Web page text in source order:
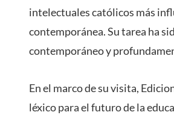
intelectuales católicos más
contemporánea. Su tarea ha
contemporáneo y
En el marco de su visita,
léxico para el futuro de la